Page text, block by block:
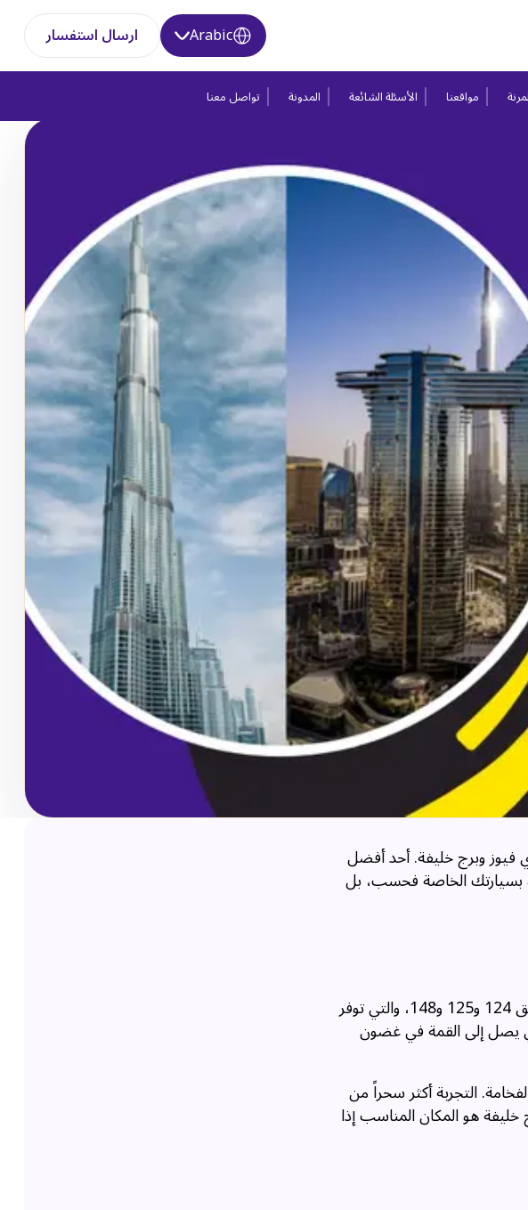
Arabic ارسال استفسار
مواقعنا الأسئلة الشائعة المدونة تواصل معنا
فيوز وبرج خليفة. أحد أفضل
بسيارتك الخاصة فحسب، بل
لا تكتمل جولة دبي دون زيارة برج خليفة، وهو أطول مبنى في العالم. يضم البرج منصات مراقبة في الطوابق 124 و125 و148، والتي توفر
يصل إلى القمة في غضون
التجربة أكثر سحراً من
هو المكان المناسب إذا